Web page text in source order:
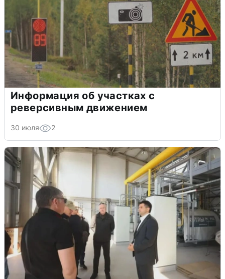
Информация об участках с
реверсивным движением
30 июля 2